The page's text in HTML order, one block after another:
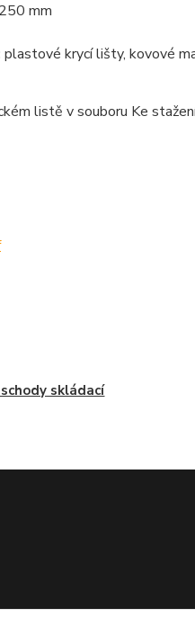
mm
plastové krycí lišty, kovové
listě v souboru Ke
skládací